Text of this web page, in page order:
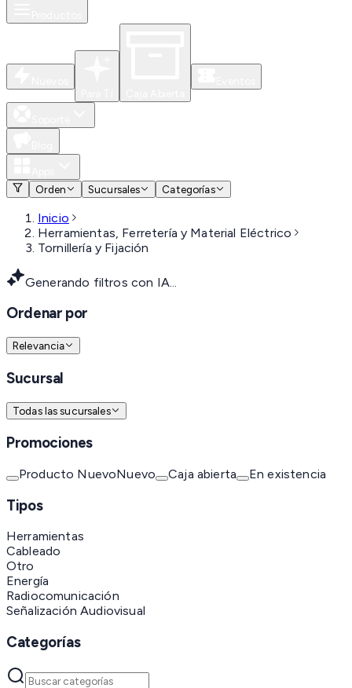
Orden
Sucursales Categorías
Inicio
Herramientas, Ferretería y Material Eléctrico
Tornillería y Fijación
Generando filtros con IA...
Ordenar por
Relevancia
Sucursal
Todas las sucursales
Promociones
Producto NuevoNuevo Caja abierta En existencia
Tipos
Herramientas
Cableado
Otro
Energía
Radiocomunicación
Señalización Audiovisual
Categorías